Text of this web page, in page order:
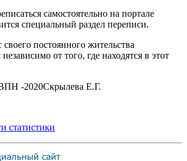
самостоятельно на портале
специальный раздел переписи.
постоянного жительства
от того, где находятся в этот
-2020Скрылева Е.Г.
статистики